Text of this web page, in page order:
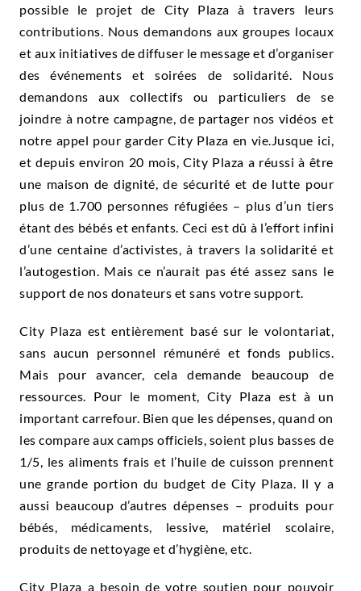
possible le projet de City Plaza à travers leurs
contributions. Nous demandons aux groupes locaux
et aux initiatives de diffuser le message et d’organiser
des événements et soirées de solidarité. Nous
demandons aux collectifs ou particuliers de se
joindre à notre campagne, de partager nos vidéos et
notre appel pour garder City Plaza en vie.Jusque ici,
et depuis environ 20 mois, City Plaza a réussi à être
une maison de dignité, de sécurité et de lutte pour
plus de 1.700 personnes réfugiées – plus d’un tiers
étant des bébés et enfants. Ceci est dû à l’effort infini
d’une centaine d’activistes, à travers la solidarité et
l’autogestion. Mais ce n’aurait pas été assez sans le
support de nos donateurs et sans votre support.
City Plaza est entièrement basé sur le volontariat,
sans aucun personnel rémunéré et fonds publics.
Mais pour avancer, cela demande beaucoup de
ressources. Pour le moment, City Plaza est à un
important carrefour. Bien que les dépenses, quand on
les compare aux camps officiels, soient plus basses de
1/5, les aliments frais et l’huile de cuisson prennent
une grande portion du budget de City Plaza. Il y a
aussi beaucoup d’autres dépenses – produits pour
bébés, médicaments, lessive, matériel scolaire,
produits de nettoyage et d’hygiène, etc.
City Plaza a besoin de votre soutien pour pouvoir